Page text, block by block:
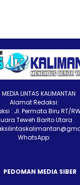
MEDIA LINTAS KALIMANTAN
Alamat Redaksi:
: Jl. Permata Biru RT/
Teweh Barito Utara
WhatsApp:
PEDOMAN MEDIA SIBER